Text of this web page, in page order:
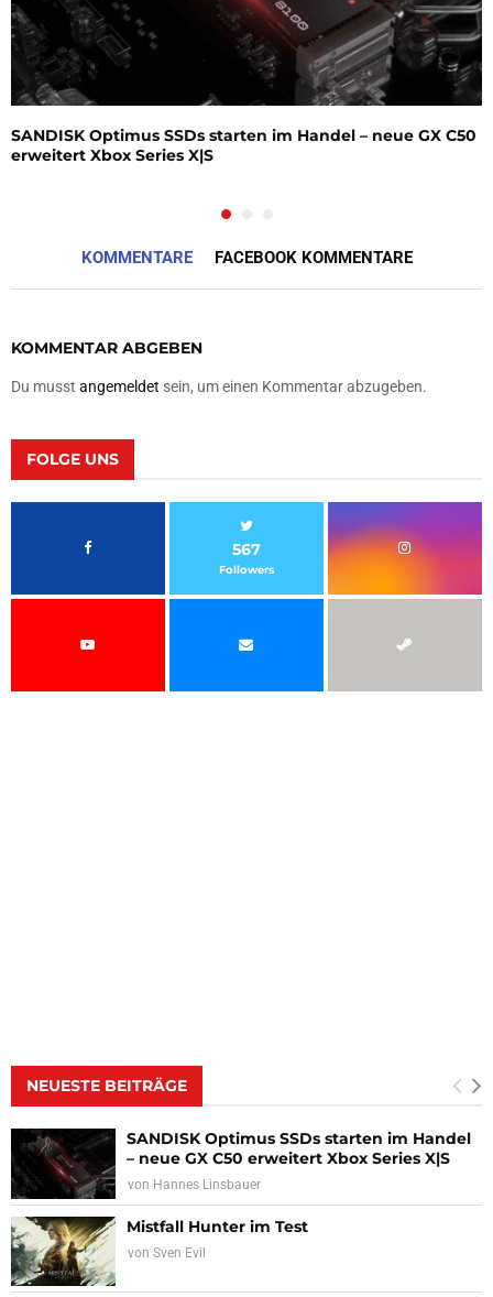
SANDISK Optimus SSDs starten im Handel – neue GX C50
erweitert Xbox Series X|S
KOMMENTARE FACEBOOK KOMMENTARE
KOMMENTAR ABGEBEN
Du musst angemeldet sein, um einen Kommentar abzugeben.
FOLGE UNS
567
Followers
NEUESTE BEITRÄGE
SANDISK Optimus SSDs starten im Handel
– neue GX C50 erweitert Xbox Series X|S
von Hannes Linsbauer
Mistfall Hunter im Test
von Sven Evil